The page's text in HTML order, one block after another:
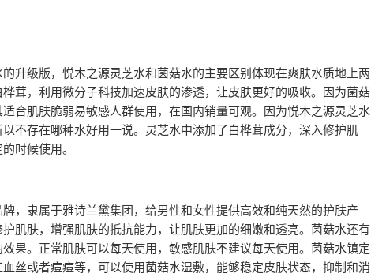
级版，悦木之源灵芝水和菌菇水的主要区别体现在爽肤水质地上两
茸，利用微分子科技加速皮肤的渗透，让皮肤更好的吸收。因为菌菇
合肌肤脆弱易敏感人群使用，在国内销量可观。因为悦木之源灵芝水
不存在哪种水好用一说。灵芝水中添加了白桦茸成分，深入修护肌
时候使用。
隶属于雅诗兰黛集团，给男性和女性提供高效和纯天然的护肤产
肌肤，增强肌肤的抵抗能力，让肌肤更加的细嫩和透亮。菌菇水还有
果。正常肌肤可以每天使用，敏感肌肤不建议每天使用。菌菇水镇定
丝或者痘痘等，可以使用菌菇水湿敷，能够稳定皮肤状态，抑制和消